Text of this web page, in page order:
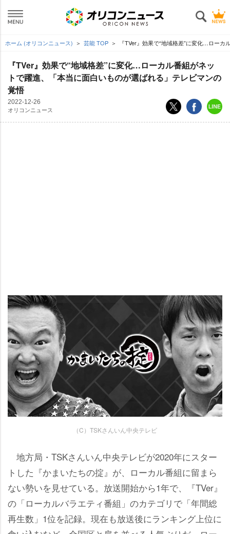
ホーム (オリコンニュース) 芸能 TOP 『TVer』効果で“地域格差”に変化…ロー
『TVer』効果で“地域格差”に変化…ローカル番組がネッ
トで躍進、「本当に面白いものが選ばれる」テレビマンの
覚悟
2022-12-26
オリコンニュース
（C）TSKさんいん中央テレビ
地方局・TSKさんいん中央テレビが2020年にスター
トした『かまいたちの掟』が、ローカル番組に留まら
ない勢いを見せている。放送開始から1年で、『TVer』
の「ローカルバラエティ番組」のカテゴリで「年間総
再生数」1位を記録。現在も放送後にランキング上位に